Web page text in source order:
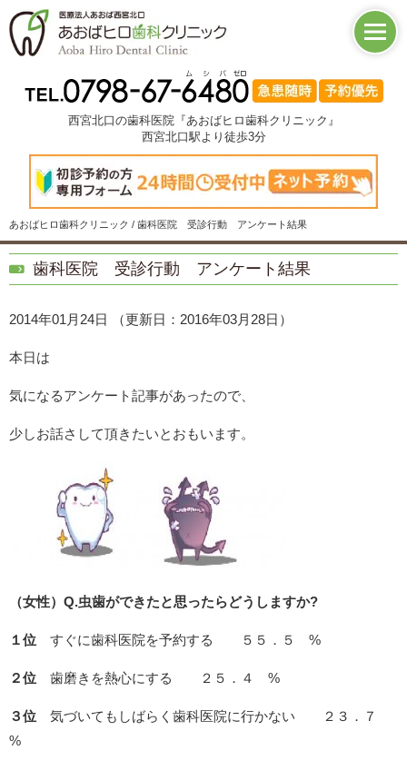
西宮北口の歯科医院『あおばヒロ歯科クリニック』
西宮北口駅より徒歩3分
あおばヒロ歯科クリニック / 歯科医院 受診行動 アンケート結果
歯科医院 受診行動 アンケート結果
2014年01月24日 （更新日：2016年03月28日）
本日は
気になるアンケート記事があったので、
少しお話さして頂きたいとおもいます。
（女性）Q.虫歯ができたと思ったらどうしますか?
１位 すぐに歯科医院を予約する ５５．５ %
２位 歯磨きを熱心にする ２５．４ %
３位 気づいてもしばらく歯科医院に行かない ２３．７
%